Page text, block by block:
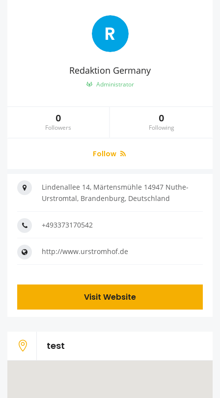
R
Redaktion Germany
Administrator
0
Followers
0
Following
Follow
Lindenallee 14, Märtensmühle 14947 Nuthe-
Urstromtal, Brandenburg, Deutschland
+493373170542
http://www.urstromhof.de
Visit Website
test